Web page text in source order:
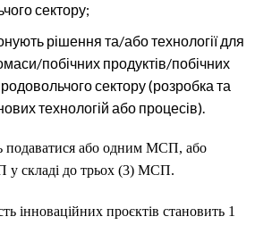
сектору;
рішення та/або технології для
побічних продуктів/побічних
сектору (розробка та
технологій або процесів).
подаватися або одним МСП, або
у складі до трьох (3) МСП.
інноваційних проєктів становить 1